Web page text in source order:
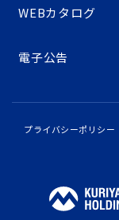
WEBカタログ
電子公告
プライバシーポリシー